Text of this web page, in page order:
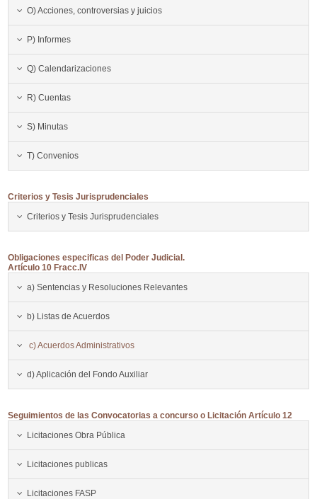
O) Acciones, controversias y juicios
P) Informes
Q) Calendarizaciones
R) Cuentas
S) Minutas
T) Convenios
Criterios y Tesis Jurisprudenciales
Criterios y Tesis Jurisprudenciales
Obligaciones especificas del Poder Judicial.
Artículo 10 Fracc.IV
a) Sentencias y Resoluciones Relevantes
b) Listas de Acuerdos
c) Acuerdos Administrativos
d) Aplicación del Fondo Auxiliar
Seguimientos de las Convocatorias a concurso o Licitación Artículo 12
Licitaciones Obra Pública
Licitaciones publicas
Licitaciones FASP